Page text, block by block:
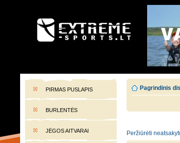
EXTREME-SPORTS.LT
PIRMAS PUSLAPIS
BURLENTĖS
JĖGOS AITVARAI
Pagrindinis
Peržiūrėti